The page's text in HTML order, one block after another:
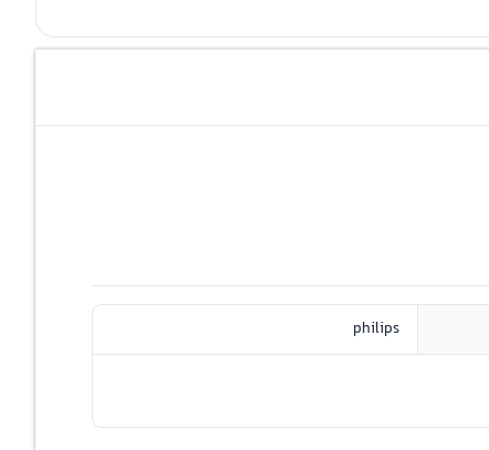
philips